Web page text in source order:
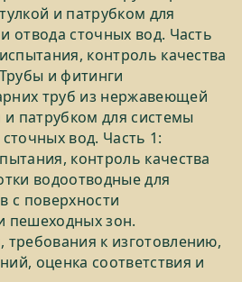
и патрубком для
отвода сточных вод. Часть
контроль качества
и фитинги
труб из нержавеющей
и патрубком для системы
вод. Часть 1:
контроль качества
водоотводные для
с поверхности
пешеходных зон.
требования к изготовлению,
оценка соответствия и